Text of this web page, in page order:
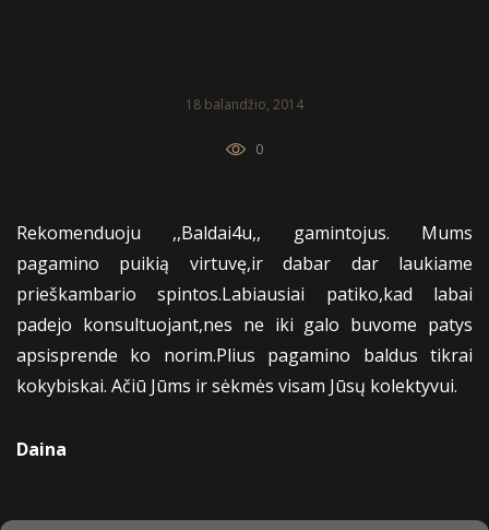
18 balandžio, 2014
0
Rekomenduoju ,,Baldai4u,, gamintojus. Mums
pagamino puikią virtuvę,ir dabar dar laukiame
prieškambario spintos.Labiausiai patiko,kad labai
padejo konsultuojant,nes ne iki galo buvome patys
apsisprende ko norim.Plius pagamino baldus tikrai
kokybiskai. Ačiū Jūms ir sėkmės visam Jūsų kolektyvui.
Daina